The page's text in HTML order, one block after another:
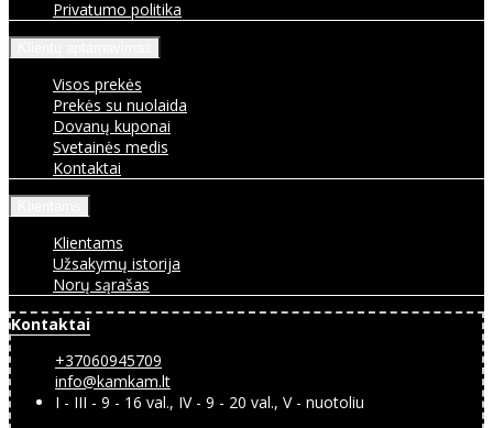
Privatumo politika
Visos prekės
Prekės su nuolaida
Dovanų kuponai
Svetainės medis
Kontaktai
Klientams
Užsakymų istorija
Norų sąrašas
Kontaktai
+37060945709
info@kamkam.lt
I - III - 9 - 16 val., IV - 9 - 20 val., V - nuotoliu